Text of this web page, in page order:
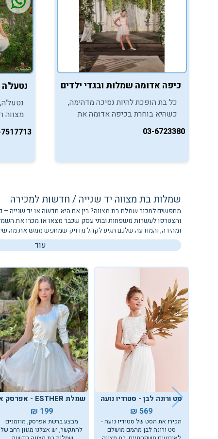
כיפה אדומה שמלות ובגדי ילדים ונוער - רמת גן
כל בת הופכת להיות נסיכה מדהימה,
כשהיא בוחרת בכיפה אדומה את
השמלה המתאימה לה לקראת מסיבת
בת המצווה שלה.
03-6723380
נטעל'ה
חירות,
של
שמלות בת מצווה יד שנייה / חדשות למכירה
מחפשים למכור שמלת בת מצווה? בין אם היא חדשה או יד שנייה
והצטרפו לעשרות משפחות ובתי עסק שכבר מצאו או מכרו את
ומהירה, והמודעה שלכם תגיע לקהל מדויק שמחפש ממש את מה
עוד
סט ורונה לבן - סטודיו נועה
569 ₪
הכירו את הסט של סטודיו נועה -
סט ורונה לבן מהמם מושלם
שמלת ESTHER - אפרסק אשדוד, אשקלון
199 ₪
מבצע ברשת אפרסק, מוזמנים
להתקשר, יש אצלנו מגוון רחב של